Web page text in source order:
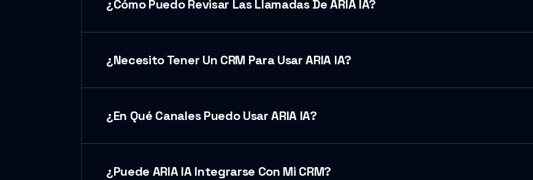
¿Cómo Puedo Revisar Las Llamadas De ARIA IA?
¿Necesito Tener Un CRM Para Usar ARIA IA?
¿En Qué Canales Puedo Usar ARIA IA?
¿Puede ARIA IA Integrarse Con Mi CRM?